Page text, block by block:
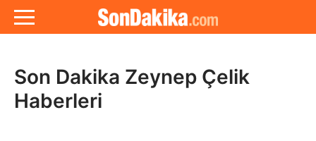
Son Dakika Zeynep Çelik
Haberleri